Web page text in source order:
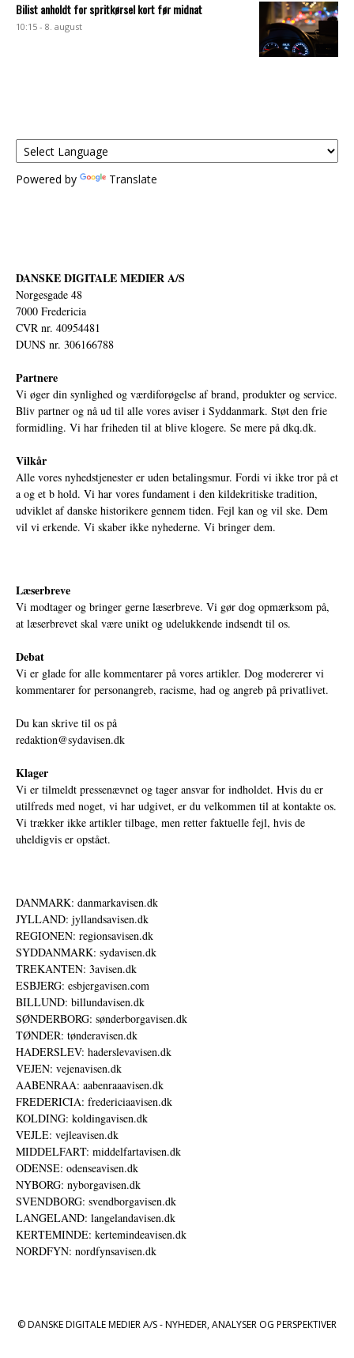
Bilist anholdt for spritkørsel kort før midnat
10:15 - 8. august
Powered by Translate
DANSKE DIGITALE MEDIER A/S
Norgesgade 48
7000 Fredericia
CVR nr. 40954481
DUNS nr. 306166788
Partnere
Vi øger din synlighed og værdiforøgelse af brand, produkter og service.
Bliv partner og nå ud til alle vores aviser i Syddanmark. Støt den frie
formidling. Vi har friheden til at blive klogere. Se mere på dkq.dk.
Vilkår
Alle vores nyhedstjenester er uden betalingsmur. Fordi vi ikke tror på et
a og et b hold. Vi har vores fundament i den kildekritiske tradition,
udviklet af danske historikere gennem tiden. Fejl kan og vil ske. Dem
vil vi erkende. Vi skaber ikke nyhederne. Vi bringer dem.
Læserbreve
Vi modtager og bringer gerne læserbreve. Vi gør dog opmærksom på,
at læserbrevet skal være unikt og udelukkende indsendt til os.
Debat
Vi er glade for alle kommentarer på vores artikler. Dog modererer vi
kommentarer for personangreb, racisme, had og angreb på privatlivet.
Du kan skrive til os på
redaktion@sydavisen.dk
Klager
Vi er tilmeldt pressenævnet og tager ansvar for indholdet. Hvis du er
utilfreds med noget, vi har udgivet, er du velkommen til at kontakte os.
Vi trækker ikke artikler tilbage, men retter faktuelle fejl, hvis de
uheldigvis er opstået.
DANMARK: danmarkavisen.dk
JYLLAND: jyllandsavisen.dk
REGIONEN: regionsavisen.dk
SYDDANMARK: sydavisen.dk
TREKANTEN: 3avisen.dk
ESBJERG: esbjergavisen.com
BILLUND: billundavisen.dk
SØNDERBORG: sønderborgavisen.dk
TØNDER: tønderavisen.dk
HADERSLEV: haderslevavisen.dk
VEJEN: vejenavisen.dk
AABENRAA: aabenraaavisen.dk
FREDERICIA: fredericiaavisen.dk
KOLDING: koldingavisen.dk
VEJLE: vejleavisen.dk
MIDDELFART: middelfartavisen.dk
ODENSE: odenseavisen.dk
NYBORG: nyborgavisen.dk
SVENDBORG: svendborgavisen.dk
LANGELAND: langelandavisen.dk
KERTEMINDE: kertemindeavisen.dk
NORDFYN: nordfynsavisen.dk
© DANSKE DIGITALE MEDIER A/S - NYHEDER, ANALYSER OG PERSPEKTIVER